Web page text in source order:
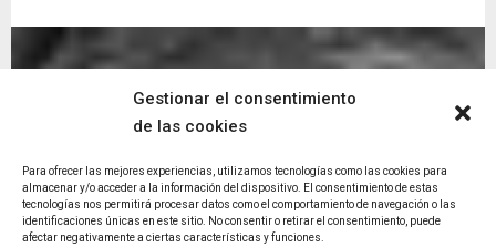
Gestionar el consentimiento
de las cookies
Para ofrecer las mejores experiencias, utilizamos tecnologías como las cookies para
almacenar y/o acceder a la información del dispositivo. El consentimiento de estas
tecnologías nos permitirá procesar datos como el comportamiento de navegación o las
identificaciones únicas en este sitio. No consentir o retirar el consentimiento, puede
afectar negativamente a ciertas características y funciones.